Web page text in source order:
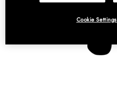
Cookie Settings